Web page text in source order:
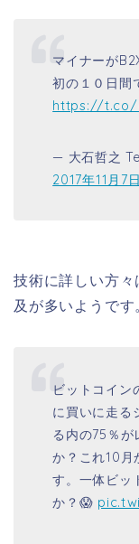
マイナーが
初の１０日間
https://t.co/
— 大石哲之
2017年11月7日
技術に詳しい方
及が多いようです
ビットコイン
に買いに走る
る内の75％が
か？これ10月
す。一体ビッ
か？😱